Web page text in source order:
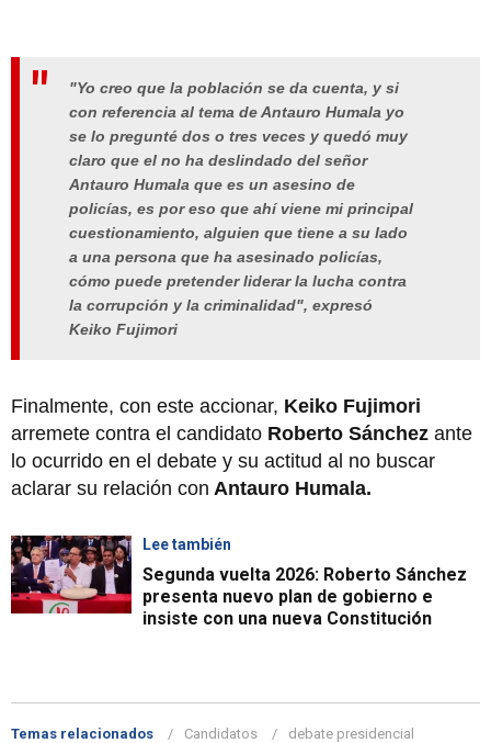
"Yo creo que la población se da cuenta, y si
con referencia al tema de Antauro Humala yo
se lo pregunté dos o tres veces y quedó muy
claro que el no ha deslindado del señor
Antauro Humala que es un asesino de
policías, es por eso que ahí viene mi principal
cuestionamiento, alguien que tiene a su lado
a una persona que ha asesinado policías,
cómo puede pretender liderar la lucha contra
la corrupción y la criminalidad", expresó
Keiko Fujimori
Finalmente, con este accionar, Keiko Fujimori
arremete contra el candidato Roberto Sánchez ante
lo ocurrido en el debate y su actitud al no buscar
aclarar su relación con Antauro Humala.
Lee también
Segunda vuelta 2026: Roberto Sánchez
presenta nuevo plan de gobierno e
insiste con una nueva Constitución
Temas relacionados Candidatos
debate presidencial